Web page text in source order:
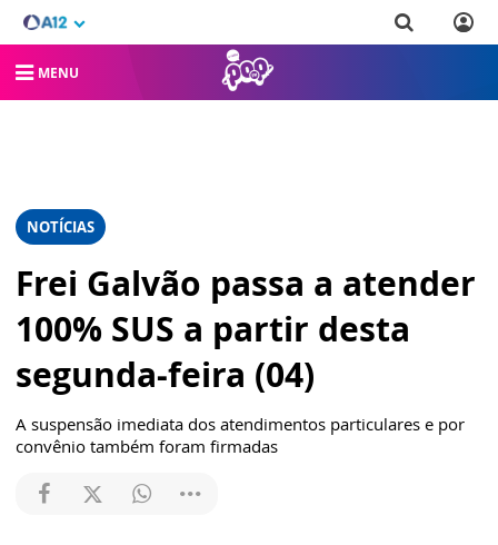
MENU
NOTÍCIAS
Frei Galvão passa a atender
100% SUS a partir desta
segunda-feira (04)
A suspensão imediata dos atendimentos particulares e por
convênio também foram firmadas